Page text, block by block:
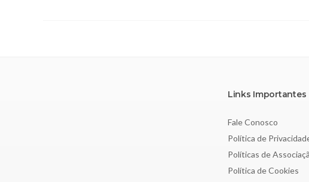
Links Importantes
Fale Conosco
Política de
Políticas de
Política de Cookies